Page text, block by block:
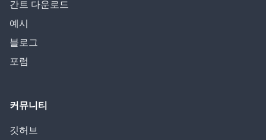
간트 다운로드
예시
블로그
포럼
커뮤니티
깃허브